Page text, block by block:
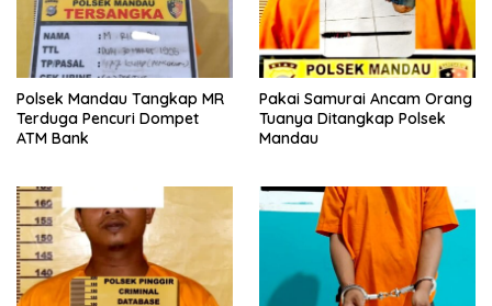
Polsek Mandau Tangkap MR
Terduga Pencuri Dompet
ATM Bank
Pakai Samurai Ancam Orang
Tuanya Ditangkap Polsek
Mandau